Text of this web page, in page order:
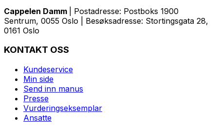
Cappelen Damm
| Postadresse: Postboks 1900
Sentrum, 0055 Oslo | Besøksadresse: Stortingsgata 28,
0161 Oslo
KONTAKT OSS
Kundeservice
Min side
Send inn manus
Presse
Vurderingseksemplar
Ansatte